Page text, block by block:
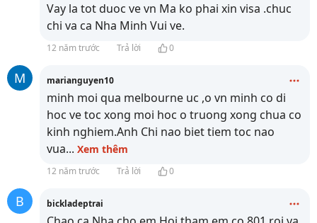
Vay la tot duoc ve vn Ma ko phai xin visa .chuc
chi va ca Nha Minh Vui ve.
12 năm trước Trả lời 0
M marianguyen10
minh moi qua melbourne uc ,o vn minh co di
hoc ve toc xong moi hoc o truong xong chua co
kinh nghiem.Anh Chi nao biet tiem toc nao
vua... Xem thêm
12 năm trước Trả lời 0
B bickladeptrai